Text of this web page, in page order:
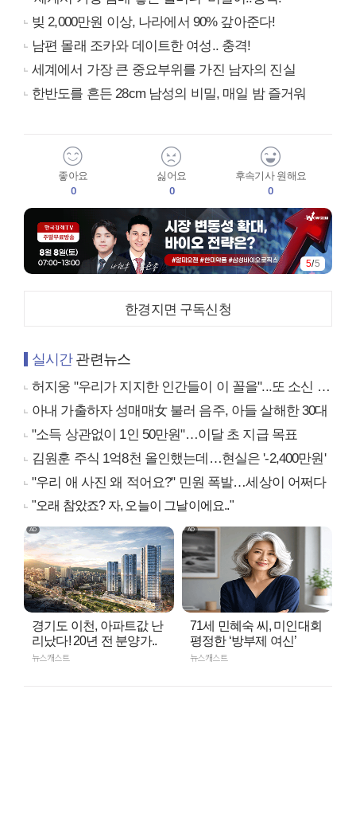
빚 2,000만원 이상, 나라에서 90% 갚아준다!
남편 몰래 조카와 데이트한 여성.. 충격!
세계에서 가장 큰 중요부위를 가진 남자의 진실
한반도를 흔든 28cm 남성의 비밀, 매일 밤 즐거워
좋아요
0
싫어요
0
후속기사 원해요
0
5/5
한경지면 구독신청
실시간관련뉴스
허지웅 "우리가 지지한 인간들이 이 꼴을"...또 소신 발언
아내 가출하자 성매매女 불러 음주, 아들 살해한 30대
"소득 상관없이 1인 50만원"…이달 초 지급 목표
김원훈 주식 1억8천 올인했는데…현실은 '-2,400만원'
"우리 애 사진 왜 적어요?" 민원 폭발…세상이 어쩌다
"오래 참았죠? 자, 오늘이 그날이에요.."
경기도 이천, 아파트값 난
리났다! 20년 전 분양가..
뉴스캐스트
71세 민혜숙 씨, 미인대회
평정한 ‘방부제 여신’
뉴스캐스트